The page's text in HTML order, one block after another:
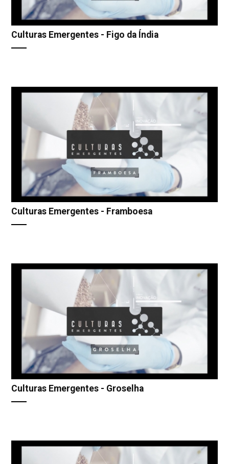
Culturas Emergentes - Figo da Índia
Culturas Emergentes - Framboesa
Culturas Emergentes - Groselha